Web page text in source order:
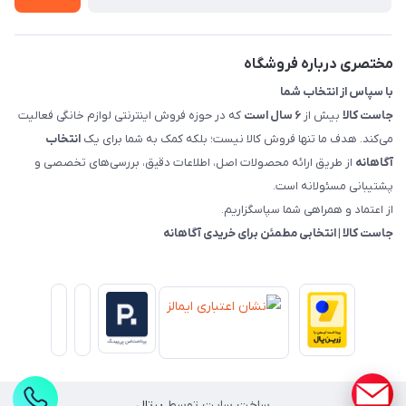
مختصری درباره فروشگاه
با سپاس از انتخاب شما
جاست کالا بیش از ۶ سال است
که در حوزه فروش اینترنتی لوازم خانگی فعالیت
می‌کند. هدف ما تنها فروش کالا نیست؛ بلکه کمک به شما برای یک انتخاب
آگاهانه از طریق ارائه محصولات اصل، اطلاعات دقیق، بررسی‌های تخصصی و
پشتیبانی مسئولانه است.
از اعتماد و همراهی شما سپاسگزاریم.
جاست کالا | انتخابی مطمئن برای خریدی آگاهانه